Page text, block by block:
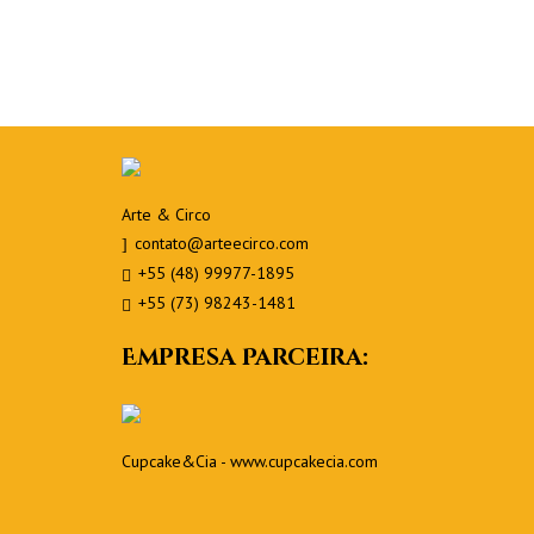
Arte & Circo
contato@arteecirco.com
+55 (48) 99977-1895
+55 (73) 98243-1481
Empresa Parceira:
Cupcake&Cia - www.cupcakecia.com